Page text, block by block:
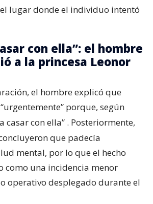
lugar donde el individuo intentó
con ella”: el hombre
a la princesa Leonor
el hombre explicó que
porque, según
casar con ella” . Posteriormente,
que padecía
mental, por lo que el hecho
como una incidencia menor
operativo desplegado durante el